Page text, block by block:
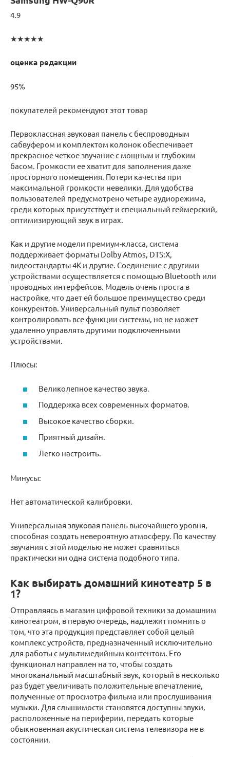
4.9
★★★★★
оценка редакции
95%
покупателей рекомендуют этот товар
Первоклассная звуковая панель с беспроводным
сабвуфером и комплектом колонок обеспечивает
прекрасное четкое звучание с мощным и глубоким
басом. Громкости ее хватит для заполнения даже
просторного помещения. Потери качества при
максимальной громкости невелики. Для удобства
пользователей предусмотрено четыре аудиорежима,
среди которых присутствует и специальный геймерский,
оптимизирующий звук в играх.
Как и другие модели премиум-класса, система
поддерживает форматы Dolby Atmos, DTS:X,
видеостандарты 4K и другие. Соединение с другими
устройствами осуществляется с помощью Bluetooth или
проводных интерфейсов. Модель очень проста в
настройке, что дает ей большое преимущество среди
конкурентов. Универсальный пульт позволяет
контролировать все функции системы, но не может
удаленно управлять другими подключенными
устройствами.
Плюсы:
Великолепное качество звука.
Поддержка всех современных форматов.
Высокое качество сборки.
Приятный дизайн.
Легко настроить.
Минусы:
Нет автоматической калибровки.
Универсальная звуковая панель высочайшего уровня,
способная создать невероятную атмосферу. По качеству
звучания с этой моделью не может сравниться
практически ни одна система подобного типа.
Как выбирать домашний кинотеатр 5 в
1?
Отправляясь в магазин цифровой техники за домашним
кинотеатром, в первую очередь, надлежит помнить о
том, что эта продукция представляет собой целый
комплекс устройств, предназначенный исключительно
для работы с мультимедийным контентом. Его
функционал направлен на то, чтобы создать
многоканальный масштабный звук, который в несколько
раз будет увеличивать положительные впечатление,
полученные от просмотра фильма или прослушивания
музыки. Для слышимости становятся доступны звуки,
расположенные на периферии, передать которые
обыкновенная акустическая система телевизора не в
состоянии.